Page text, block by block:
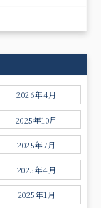
2026年4月
2025年10月
2025年7月
2025年4月
2025年1月